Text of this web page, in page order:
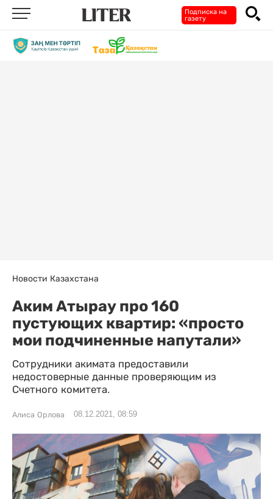
Подписка на
газету
Новости Казахстана
Аким Атырау про 160
пустующих квартир: «просто
мои подчиненные напутали»
Сотрудники акимата предоставили
недостоверные данные проверяющим из
Счетного комитета.
Алиса Орлова 08.12.2021, 08:59